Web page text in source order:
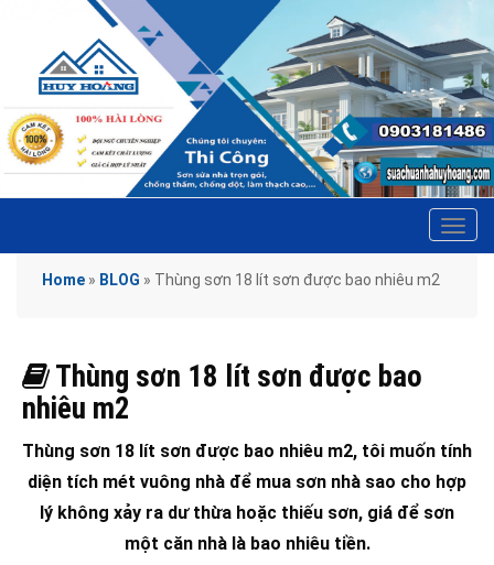
Home » BLOG » Thùng sơn 18 lít sơn được bao nhiêu m2
Thùng sơn 18 lít sơn được bao
nhiêu m2
Thùng sơn 18 lít sơn được bao nhiêu m2, tôi muốn tính
diện tích mét vuông nhà để mua sơn nhà sao cho hợp
lý không xảy ra dư thừa hoặc thiếu sơn, giá để sơn
một căn nhà là bao nhiêu tiền.